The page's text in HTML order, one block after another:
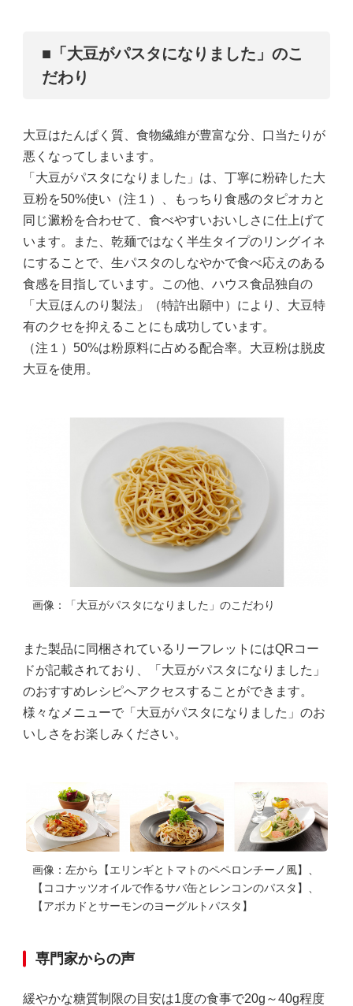
■「大豆がパスタになりました」のこ
だわり
大豆はたんぱく質、食物繊維が豊富な分、口当たりが
悪くなってしまいます。
「大豆がパスタになりました」は、丁寧に粉砕した大
豆粉を50%使い（注１）、もっちり食感のタピオカと
同じ澱粉を合わせて、食べやすいおいしさに仕上げて
います。また、乾麺ではなく半生タイプのリングイネ
にすることで、生パスタのしなやかで食べ応えのある
食感を目指しています。この他、ハウス食品独自の
「大豆ほんのり製法」（特許出願中）により、大豆特
有のクセを抑えることにも成功しています。
（注１）50%は粉原料に占める配合率。大豆粉は脱皮
大豆を使用。
画像：「大豆がパスタになりました」のこだわり
また製品に同梱されているリーフレットにはQRコー
ドが記載されており、「大豆がパスタになりました」
のおすすめレシピへアクセスすることができます。
様々なメニューで「大豆がパスタになりました」のお
いしさをお楽しみください。
画像：左から【エリンギとトマトのペペロンチーノ風】、
【ココナッツオイルで作るサバ缶とレンコンのパスタ】、
【アボカドとサーモンのヨーグルトパスタ】
専門家からの声
緩やかな糖質制限の目安は1度の食事で20g～40g程度